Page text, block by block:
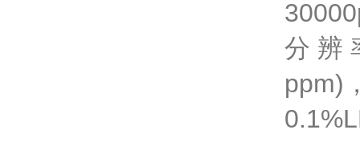
分 辨
ppm)